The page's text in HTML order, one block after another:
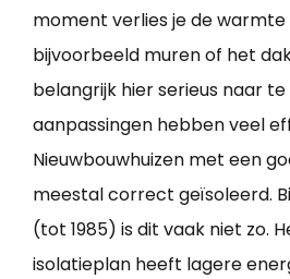
moment verlies je de warmte
bijvoorbeeld muren of het
belangrijk hier serieus naar te
aanpassingen hebben veel
Nieuwbouwhuizen met een
meestal correct geïsoleerd.
(tot 1985) is dit vaak niet zo.
isolatieplan heeft lagere